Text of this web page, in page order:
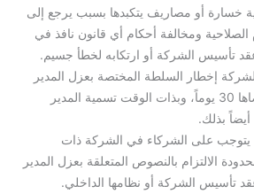
خسارة أو مصاريف يتكبدها بسبب يرجع إلى
ومخالفة أحكام أي قانون نافذ في
عقد تأسيس الشركة أو ارتكابه لخطأ جسيم.
إخطار السلطة المختصة بعزل المدير
خلال مدة أقصاها 30 يوماً، وبذات الوقت تسمية المدير
أيضاً بذلك.
يتوجب على الشركاء في الشركة ذات
الالتزام بالنصوص المتعلقة بعزل المدير
تأسيس الشركة أو نظامها الداخلي.